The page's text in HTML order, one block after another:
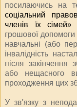
посилаючись на
соціальний
членів їх сімей»
грошової
навчальні (або
інвалідність
після закінчення
або нещасного
проходження цих
У зв'язку з